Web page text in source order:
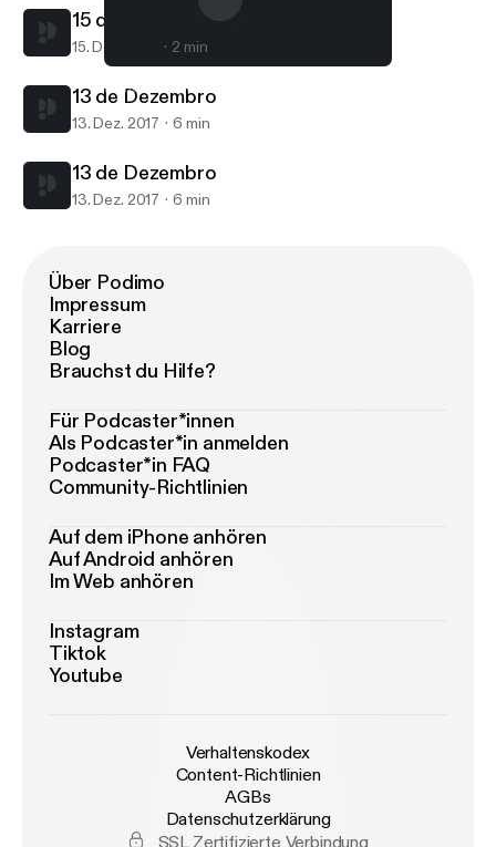
Mundo Proxpeero
15 de Dezembro
15. Dez. 2017 2 min
13 de Dezembro
13. Dez. 2017 6 min
13 de Dezembro
13. Dez. 2017 6 min
Über Podimo
Impressum
Karriere
Blog
Brauchst du Hilfe?
Für Podcaster*innen
Als Podcaster*in anmelden
Podcaster*in FAQ
Community-Richtlinien
Auf dem iPhone anhören
Auf Android anhören
Im Web anhören
Instagram
Tiktok
Youtube
Verhaltenskodex
Content-Richtlinien
AGBs
Datenschutzerklärung
SSL Zertifizierte Verbindung